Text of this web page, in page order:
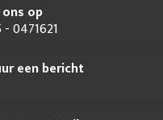
babykamer
babykamer
ons op
- 0471621
een bericht